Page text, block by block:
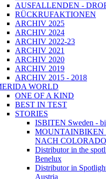
AUSFALLENDEN -
RÜCKRUFAKTIONEN
ARCHIV 2025
ARCHIV 2024
ARCHIV 2022-23
ARCHIV 2021
ARCHIV 2020
ARCHIV 2019
ARCHIV 2015 - 2018
WORLD
ONE OF A KIND
BEST IN TEST
STORIES
ISBITEN Sweden -
MOUNTAINBIKEN
NACH COLORADO
Distributor in the
Benelux
Distributor in
Austria